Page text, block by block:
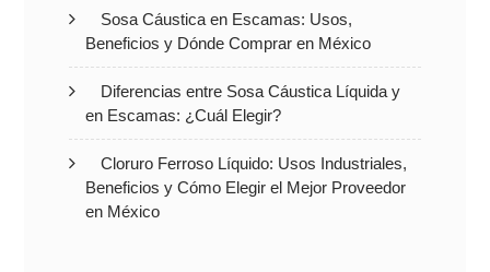
Sosa Cáustica en Escamas: Usos,
Beneficios y Dónde Comprar en México
Diferencias entre Sosa Cáustica Líquida y
en Escamas: ¿Cuál Elegir?
Cloruro Ferroso Líquido: Usos Industriales,
Beneficios y Cómo Elegir el Mejor Proveedor
en México